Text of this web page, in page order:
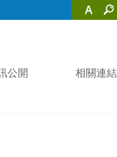
公開
相關連結